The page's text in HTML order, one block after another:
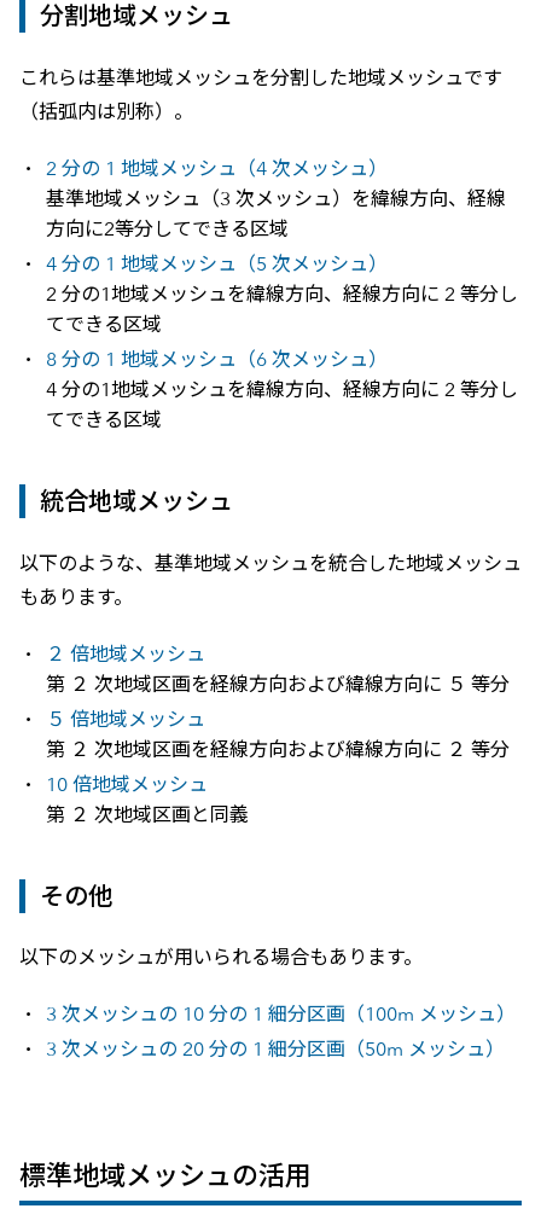
分割地域メッシュ
これらは基準地域メッシュを分割した地域メッシュです
（括弧内は別称）。
2 分の 1 地域メッシュ（4 次メッシュ）
基準地域メッシュ（3 次メッシュ）を緯線方向、経線
方向に2等分してできる区域
4 分の 1 地域メッシュ（5 次メッシュ）
2 分の1地域メッシュを緯線方向、経線方向に 2 等分し
てできる区域
8 分の 1 地域メッシュ（6 次メッシュ）
4 分の1地域メッシュを緯線方向、経線方向に 2 等分し
てできる区域
統合地域メッシュ
以下のような、基準地域メッシュを統合した地域メッシュ
もあります。
２ 倍地域メッシュ
第 ２ 次地域区画を経線方向および緯線方向に ５ 等分
５ 倍地域メッシュ
第 ２ 次地域区画を経線方向および緯線方向に ２ 等分
10 倍地域メッシュ
第 ２ 次地域区画と同義
その他
以下のメッシュが用いられる場合もあります。
3 次メッシュの 10 分の 1 細分区画（100m メッシュ）
3 次メッシュの 20 分の 1 細分区画（50m メッシュ）
標準地域メッシュの活用